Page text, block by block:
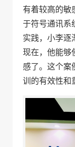
有着较高的敏
于符号通讯系
实践，小李逐
现在，他能够
感了。这个案
训的有效性和